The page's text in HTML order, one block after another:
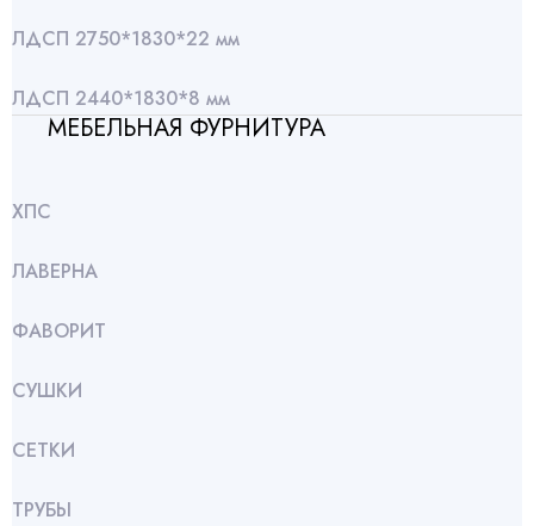
ЛДСП 2750*1830*22 мм
ЛДСП 2440*1830*8 мм
МЕБЕЛЬНАЯ ФУРНИТУРА
ХПС
ЛАВЕРНА
ФАВОРИТ
СУШКИ
СЕТКИ
ТРУБЫ